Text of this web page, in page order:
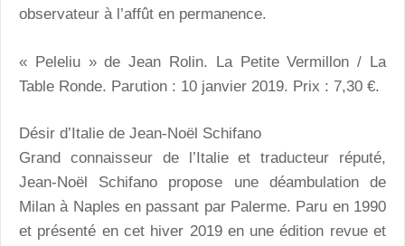
observateur à l’affût en permanence.
« Peleliu » de Jean Rolin. La Petite Vermillon / La
Table Ronde. Parution : 10 janvier 2019. Prix : 7,30 €.
Désir d’Italie de Jean-Noël Schifano
Grand connaisseur de l’Italie et traducteur réputé,
Jean-Noël Schifano propose une déambulation de
Milan à Naples en passant par Palerme. Paru en 1990
et présenté en cet hiver 2019 en une édition revue et